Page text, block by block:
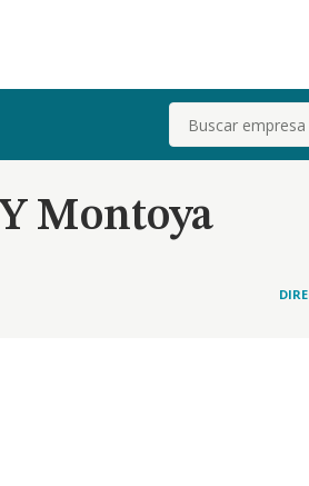
Buscar
Montoya